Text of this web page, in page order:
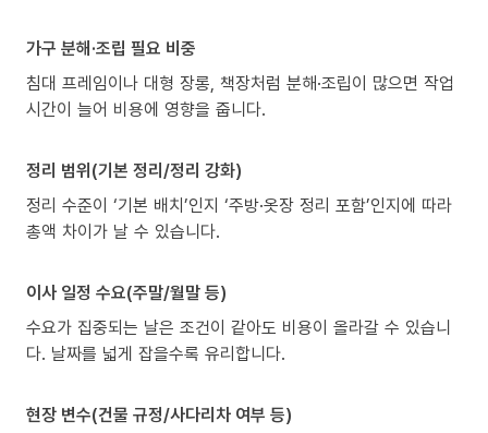
가구 분해·조립 필요 비중
침대 프레임이나 대형 장롱, 책장처럼 분해·조립이 많으면 작업
시간이 늘어 비용에 영향을 줍니다.
정리 범위(기본 정리/정리 강화)
정리 수준이 ‘기본 배치’인지 ‘주방·옷장 정리 포함’인지에 따라
총액 차이가 날 수 있습니다.
이사 일정 수요(주말/월말 등)
수요가 집중되는 날은 조건이 같아도 비용이 올라갈 수 있습니
다. 날짜를 넓게 잡을수록 유리합니다.
현장 변수(건물 규정/사다리차 여부 등)